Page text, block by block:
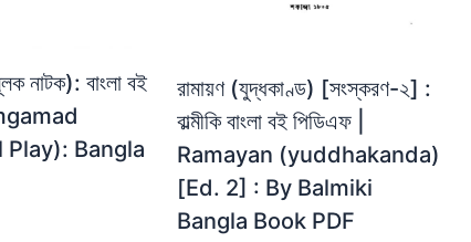
নাটক): বাংলা বই
Play): Bangla
রামায়ণ (যুদ্ধকাণ্ড) [সংস্করণ-২] :
বাল্মীকি বাংলা বই পিডিএফ |
Ramayan (yuddhakanda)
[Ed. 2] : By Balmiki
Bangla Book PDF